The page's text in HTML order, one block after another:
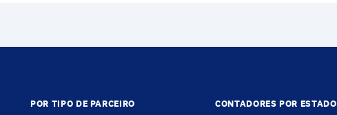
POR TIPO DE PARCEIRO CONTADORES POR ESTADO